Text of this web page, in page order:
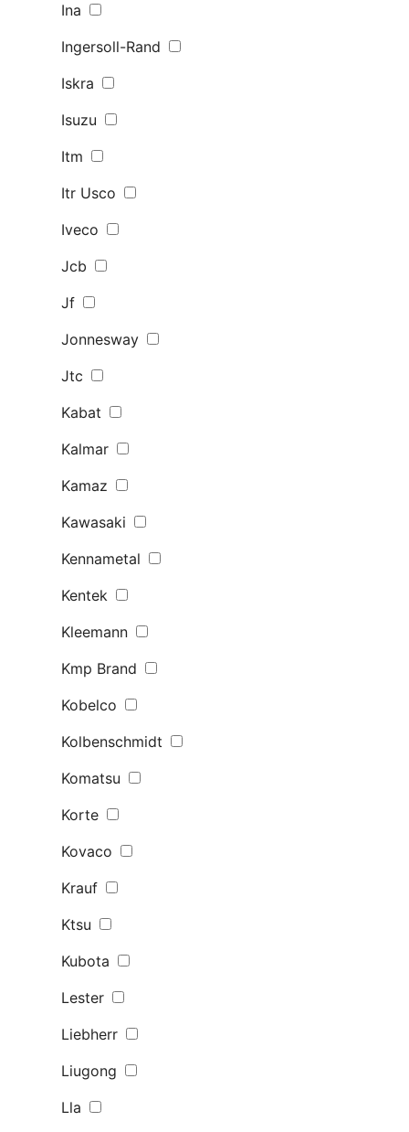
Ina
Ingersoll-Rand
Iskra
Isuzu
Itm
Itr Usco
Iveco
Jcb
Jf
Jonnesway
Jtc
Kabat
Kalmar
Kamaz
Kawasaki
Kennametal
Kentek
Kleemann
Kmp Brand
Kobelco
Kolbenschmidt
Komatsu
Korte
Kovaco
Krauf
Ktsu
Kubota
Lester
Liebherr
Liugong
Lla